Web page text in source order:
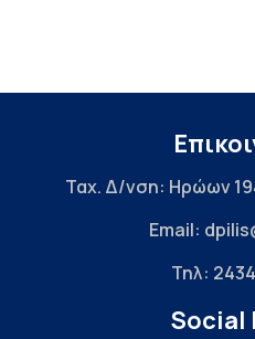
Ταχ. Δ/νση: Ηρώων
Email:
Τηλ:
Social